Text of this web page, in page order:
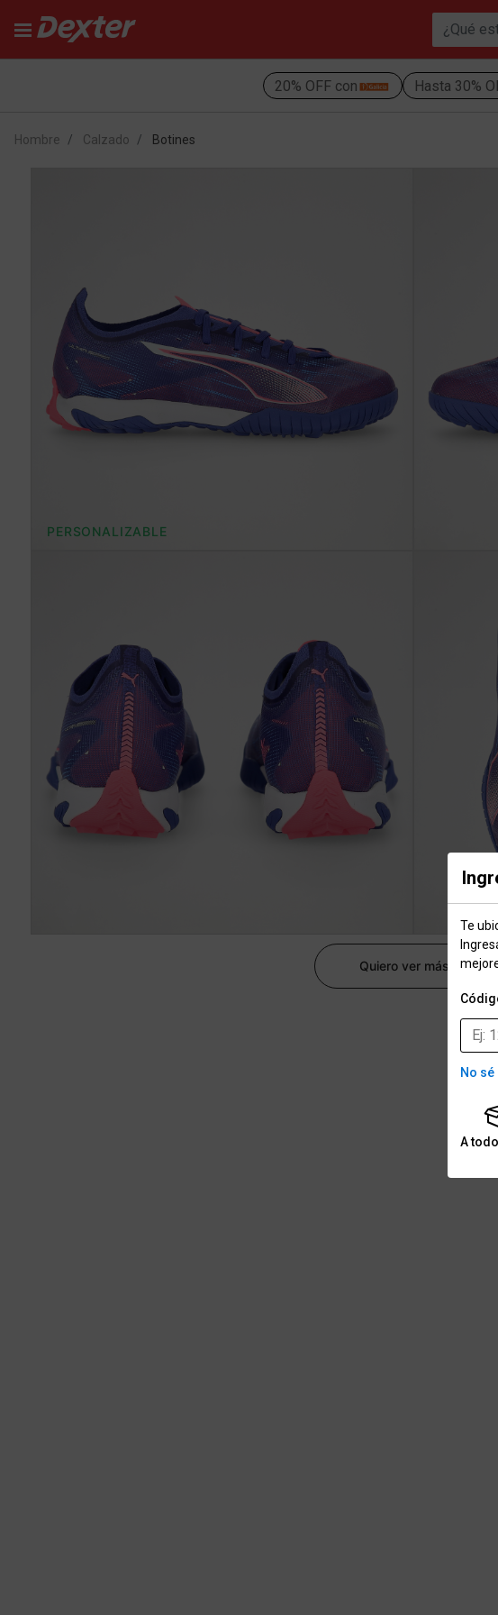
20% OFF con Hasta 30%
Te
No
A
Hombre Calzado Botines
PERSONALIZABLE
Quiero ver más